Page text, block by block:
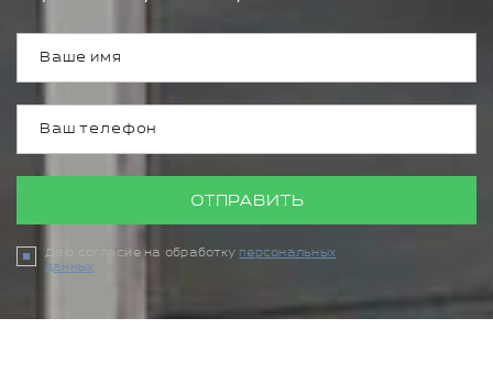
ОТПРАВИТЬ
Даю согласие на обработку персональных
данных